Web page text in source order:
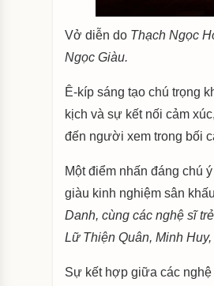
Vở diễn do Thạch Ngọc
Ngọc Giàu.
Ê-kíp sáng tạo chú trọng
kịch và sự kết nối cảm
đến người xem trong bối
Một điểm nhấn đáng chú
giàu kinh nghiệm sân
Danh, cùng các nghệ sĩ
Lữ Thiện Quân, Minh
Sự kết hợp giữa các nghệ